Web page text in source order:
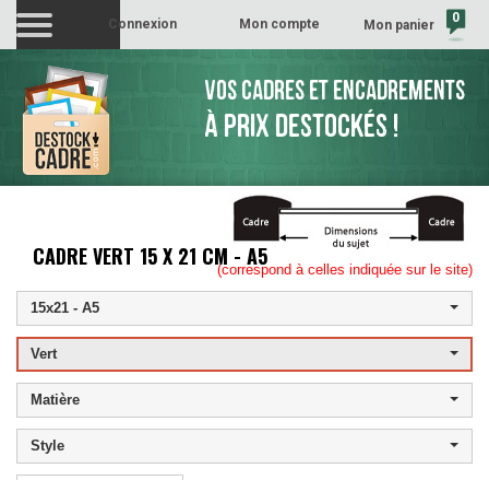
Mon panier 0
Mon compte
Connexion
VOS CADRES ET ENCADREMENTS
À PRIX DESTOCKÉS !
CADRE VERT 15 X 21 CM - A5(correspond à celles indiquée sur le site)
15x21 - A5
Vert
Matière
Style